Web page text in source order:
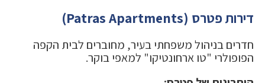
דירות פטרס (Patras Apartments)
חדרים בניהול משפחתי בעיר, מחוברים לבית הקפה
הפופולרי "טו ארחונטיקו" למאפי בוקר.